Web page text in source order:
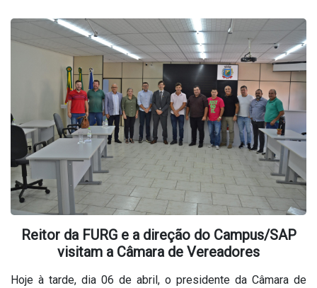
Reitor da FURG e a direção do Campus/SAP
visitam a Câmara de Vereadores
Hoje à tarde, dia 06 de abril, o presidente da Câmara de